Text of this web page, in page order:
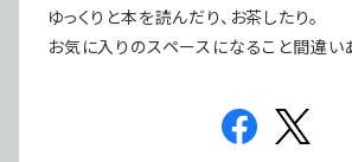
ゆっくりと本を読んだり、お茶したり。
お気に入りのスペースになること間違い